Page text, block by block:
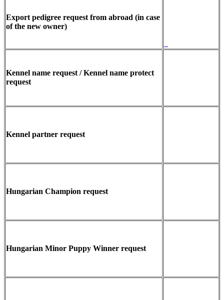
Export pedigree request from abroad (in case
of the new owner)
Kennel name request / Kennel name protect
request
Kennel partner request
Hungarian Champion request
Hungarian Minor Puppy Winner request